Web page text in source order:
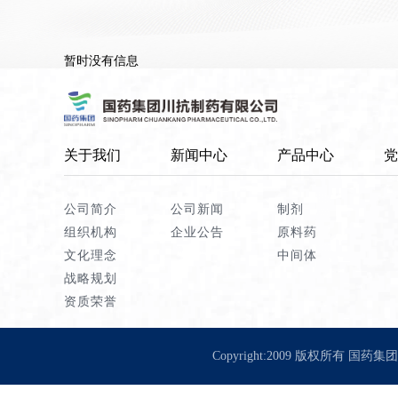
暂时没有信息
关于我们
公司简介
组织机构
文化理念
战略规划
资质荣誉
新闻中心
公司新闻
企业公告
产品中心
制剂
原料药
中间体
Copyright:2009 版权所有 国药集